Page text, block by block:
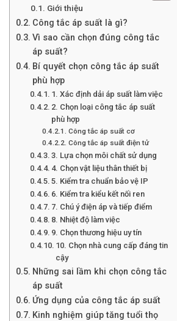
Giới thiệu
Công tắc áp suất là gì?
Vì sao cần chọn đúng công tắc
áp suất?
Bí quyết chọn công tắc áp suất
phù hợp
1. Xác định dải áp suất làm việc
2. Chọn loại công tắc áp suất
phù hợp
Công tắc áp suất cơ
Công tắc áp suất điện tử
3. Lựa chọn môi chất sử dụng
4. Chọn vật liệu thân thiết bị
5. Kiểm tra chuẩn bảo vệ IP
6. Kiểm tra kiểu kết nối ren
7. Chú ý điện áp và tiếp điểm
8. Nhiệt độ làm việc
9. Chọn thương hiệu uy tín
10. Chọn nhà cung cấp đáng tin
cậy
Những sai lầm khi chọn công tắc
áp suất
Ứng dụng của công tắc áp suất
Kinh nghiệm giúp tăng tuổi thọ